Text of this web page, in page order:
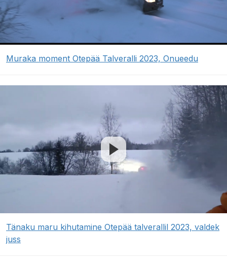
Muraka moment Otepää Talveralli 2023, Onueedu
Tänaku maru kihutamine Otepää talverallil 2023, valdek
juss